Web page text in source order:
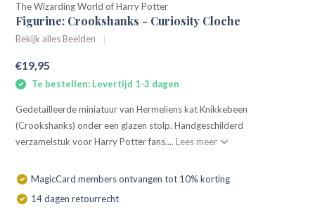
The Wizarding World of Harry Potter
Figurine: Crookshanks - Curiosity Cloche
Bekijk alles Beelden
€19,95
Te bestellen: Levertijd 1-3 dagen
Gedetailleerde miniatuur van Hermeliens kat Knikkebeen
(Crookshanks) onder een glazen stolp. Handgeschilderd
verzamelstuk voor Harry Potter fans.... Lees meer
MagicCard members ontvangen tot 10% korting
14 dagen retourrecht